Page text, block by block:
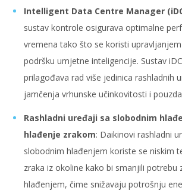
Intelligent Data Centre Manager
sustav kontrole osigurava optimalne
vremena tako što se koristi
podršku umjetne inteligencije. Sustav
prilagođava rad više jedinica rashladnih
jamčenja vrhunske učinkovitosti i
Rashladni uređaji sa slobodnim
hlađenje zrakom: Daikinovi rashladni
slobodnim hlađenjem koriste se niskim
zraka iz okoline kako bi smanjili potrebu
hlađenjem, čime snižavaju potrošnju